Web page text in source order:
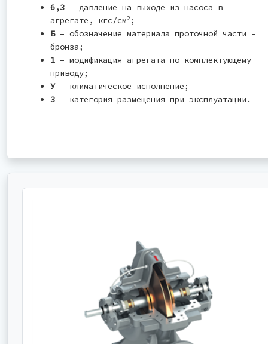
6,3 – давление на выходе из насоса в
агрегате, кгс/см2 ;
Б– обозначение материала проточной части –
бронза;
1 – модификация агрегата по комплектующему
приводу;
У– климатическое исполнение;
3 – категория размещения при эксплуатации.